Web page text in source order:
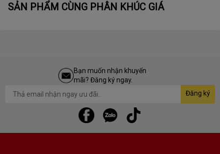
SẢN PHẨM CÙNG PHÂN KHÚC GIÁ
Bạn muốn nhận khuyến
mãi? Đăng ký ngay.
Đăng ký